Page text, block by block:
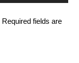
Required fields are